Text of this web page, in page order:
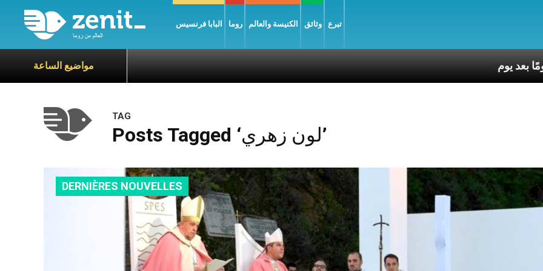
البابا فرنسيس روما الكنيسة والعالم وثائق تبرع
مواضيع الساعة
TAG
Posts Tagged ‘لون زهري’
DERNIÈRES NOUVELLES